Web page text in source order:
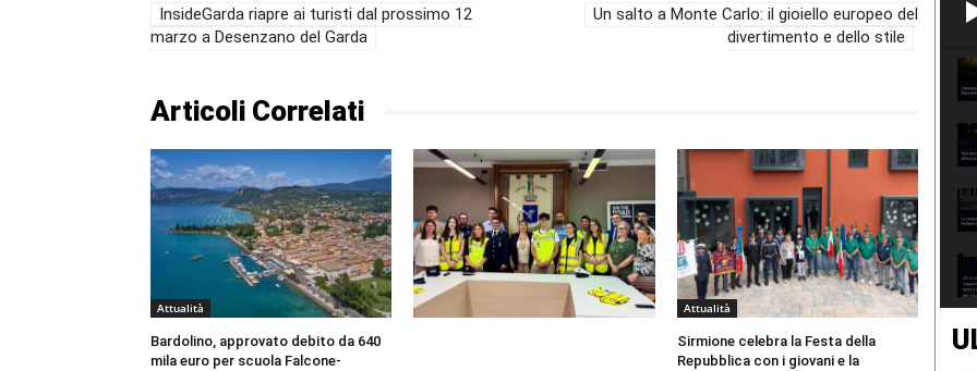
InsideGarda riapre ai turisti dal prossimo 12
marzo a Desenzano del Garda
Un salto a Monte Carlo: il gioiello europeo del
divertimento e dello stile
Articoli Correlati
Attualità
Bardolino, approvato debito da 640
mila euro per scuola Falcone-
Attualità
Sirmione celebra la Festa della
Repubblica con i giovani e la